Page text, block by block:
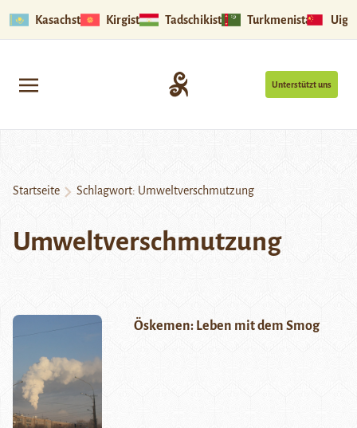
Kasachstan Kirgistan Tadschikistan Turkmenistan
Unterstützt uns
Startseite Schlagwort: Umweltverschmutzung
Umweltverschmutzung
Öskemen: Leben mit dem Smog